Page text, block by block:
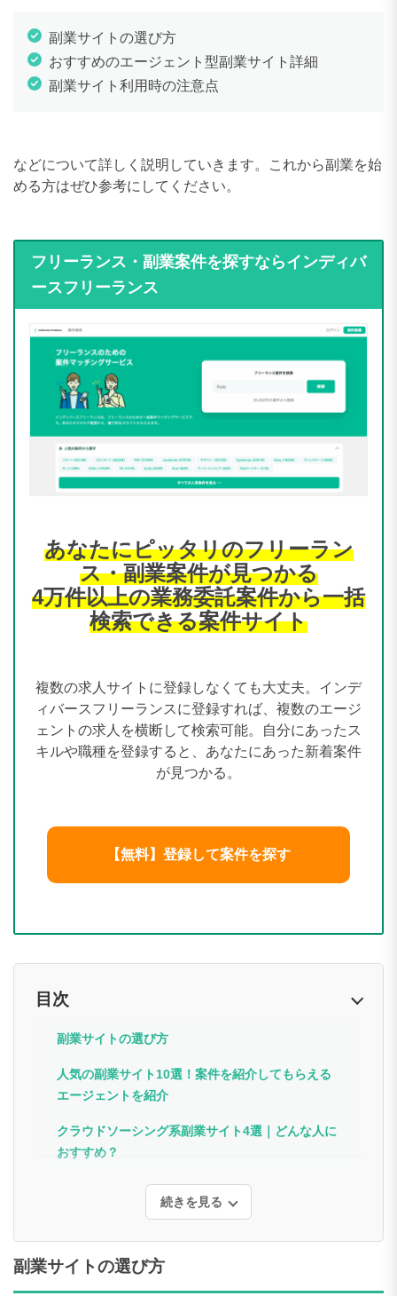
副業サイトの選び方
おすすめのエージェント型副業サイト詳細
副業サイト利用時の注意点
などについて詳しく説明していきます。これから副業を始
める方はぜひ参考にしてください。
フリーランス・副業案件を探すならインディバ
ースフリーランス
あなたにピッタリのフリーラン
ス・副業案件が見つかる
4万件以上の業務委託案件から一括
検索できる案件サイト
複数の求人サイトに登録しなくても大丈夫。インデ
ィバースフリーランスに登録すれば、複数のエージ
ェントの求人を横断して検索可能。自分にあったス
キルや職種を登録すると、あなたにあった新着案件
が見つかる。
【無料】登録して案件を探す
目次
副業サイトの選び方
人気の副業サイト10選！案件を紹介してもらえる
エージェントを紹介
クラウドソーシング系副業サイト4選｜どんな人に
おすすめ？
続きを見る
副業サイトの選び方